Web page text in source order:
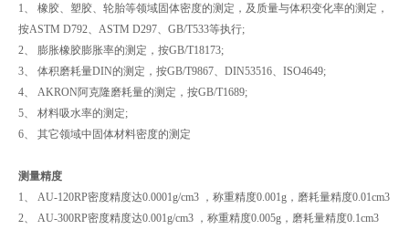
1、 橡胶、塑胶、轮胎等领域固体密度的测定，及质量与体积变化率的测定，
按ASTM D792、ASTM D297、GB/T533等执行;
2、 膨胀橡胶膨胀率的测定，按GB/T18173;
3、 体积磨耗量DIN的测定，按GB/T9867、DIN53516、ISO4649;
4、 AKRON阿克隆磨耗量的测定，按GB/T1689;
5、 材料吸水率的测定;
6、 其它领域中固体材料密度的测定
测量精度
1、 AU-120RP密度精度达0.0001g/cm3 ，称重精度0.001g，磨耗量精度0.01cm3
2、 AU-300RP密度精度达0.001g/cm3 ，称重精度0.005g，磨耗量精度0.1cm3